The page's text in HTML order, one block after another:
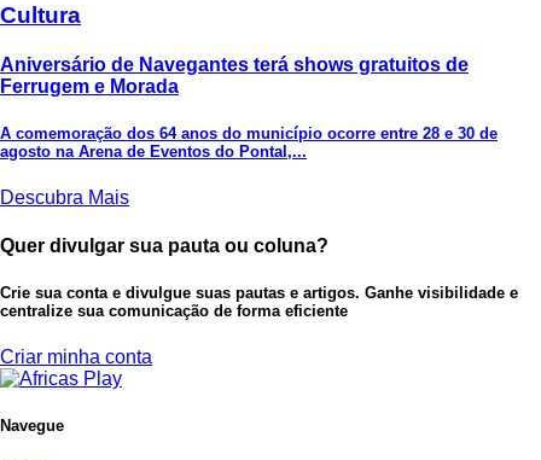
Cultura
Aniversário de Navegantes terá shows gratuitos de
Ferrugem e Morada
A comemoração dos 64 anos do município ocorre entre 28 e 30 de
agosto na Arena de Eventos do Pontal,...
Descubra Mais
Quer divulgar sua pauta ou coluna?
Crie sua conta e divulgue suas pautas e artigos. Ganhe visibilidade e
centralize sua comunicação de forma eficiente
Criar minha conta
Navegue